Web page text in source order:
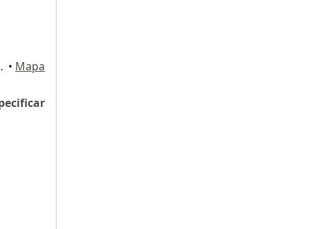
de Berriozabal • Mapa